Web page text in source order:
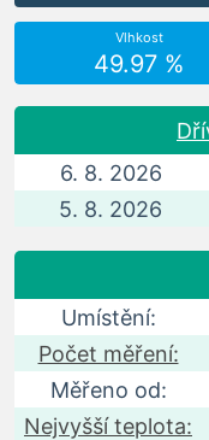
Vlhkost
49.97 %
6. 8. 2026
5. 8. 2026
Umístění:
Počet měření:
Měřeno od:
Nejvyšší teplota: